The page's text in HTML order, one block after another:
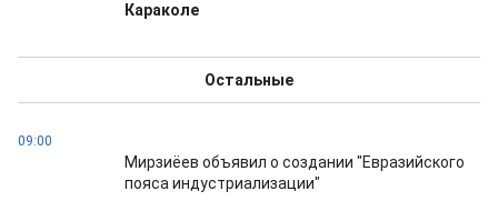
Караколе
Остальные
09:00
Мирзиёев объявил о создании "Евразийского
пояса индустриализации"